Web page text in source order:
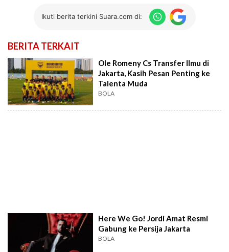
Ikuti berita terkini Suara.com di:
BERITA TERKAIT
Ole Romeny Cs Transfer Ilmu di
Jakarta, Kasih Pesan Penting ke
Talenta Muda
BOLA
Here We Go! Jordi Amat Resmi
Gabung ke Persija Jakarta
BOLA